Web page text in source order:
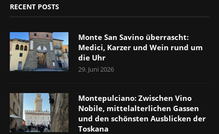
RECENT POSTS
Monte San Savino überrascht:
Medici, Karzer und Wein rund um
die Uhr
29. Juni 2026
Montepulciano: Zwischen Vino
Nobile, mittelalterlichen Gassen
und den schönsten Ausblicken der
Toskana